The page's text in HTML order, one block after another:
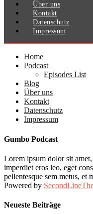
Über uns
Kontakt
Datenschutz
Impressum
Home
Podcast
Episodes List
Blog
Über uns
Kontakt
Datenschutz
Impressum
Gumbo Podcast
Lorem ipsum dolor sit
imperdiet eros leo, eget
pellentesque sem metus, et
Powered by
Neueste Beiträge